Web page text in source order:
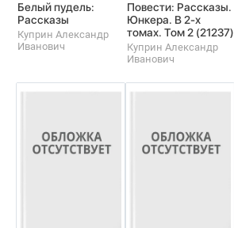
Белый пудель:
Рассказы
Куприн Александр
Иванович
Повести: Рассказы.
Юнкера. В 2-х
томах. Том 2 (21237)
Куприн Александр
Иванович